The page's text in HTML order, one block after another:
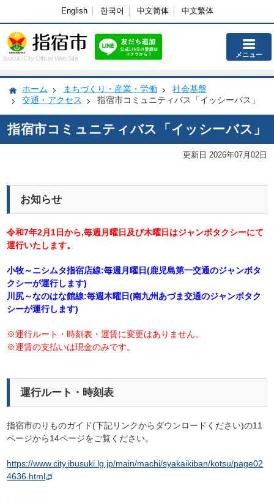
English 한국어 中文简体 中文繁体
Ibusuki City Official Web Site メニュー
ホーム まちづくり・産業・労働
社会基盤
交通・アクセス
指宿市コミュニティバス「イッシーバス」
指宿市コミュニティバス「イッシーバス」
更新日 2026年07月02日
お知らせ
令和7年2月1日から,毎週月曜日及び木曜日はジャンボタクシーにて
運行いたします。
小牧～ニシムタ指宿店線:毎週月曜日(鹿児島第一交通のジャンボタ
クシーが運行します)
川尻～なのはな館線:毎週木曜日(南九州あづま交通のジャンボタク
シーが運行します)
※運行ルート・時刻表・運賃に変更はありません。
※運賃の支払いは現金のみです。
運行ルート・時刻表
指宿市のりものガイド(下記リンクからダウンロードください)の11
ページから14ページをご覧ください。
https://www.city.ibusuki.lg.jp/main/machi/syakaikiban/kotsu/page02
4636.html